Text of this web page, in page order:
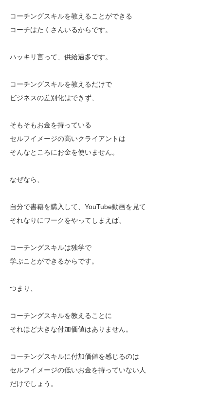
コーチングスキルを教えることができる
コーチはたくさんいるからです。
ハッキリ言って、供給過多です。
コーチングスキルを教えるだけで
ビジネスの差別化はできず、
そもそもお金を持っている
セルフイメージの高いクライアントは
そんなところにお金を使いません。
なぜなら、
自分で書籍を購入して、YouTube動画を見て
それなりにワークをやってしまえば、
コーチングスキルは独学で
学ぶことができるからです。
つまり、
コーチングスキルを教えることに
それほど大きな付加価値はありません。
コーチングスキルに付加価値を感じるのは
セルフイメージの低いお金を持っていない人
だけでしょう。